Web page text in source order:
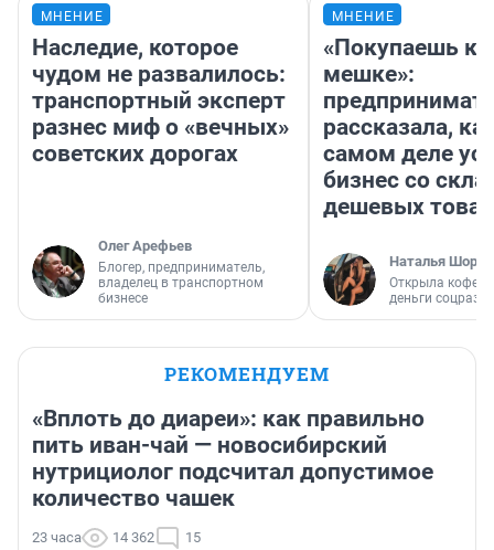
МНЕНИЕ
Наследие, которое
чудом не развалилось:
транспортный эксперт
разнес миф о «вечных»
советских дорогах
Олег Арефьев
Блогер, предприниматель,
владелец в транспортном
бизнесе
МНЕНИЕ
«Покупаешь
мешке»:
рассказала,
самом деле
бизнес со
дешевых
Наталья
Открыла
деньги
РЕКОМЕНДУЕМ
«Вплоть до диареи»: как правильно
пить иван-чай — новосибирский
нутрициолог подсчитал допустимое
количество чашек
23 часа 14 362 15